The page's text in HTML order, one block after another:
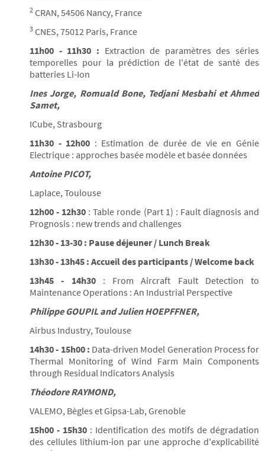
2 CRAN, 54506 Nancy, France
3 CNES, 75012 Paris, France
11h00 - 11h30 : Extraction de paramètres des séries
temporelles pour la prédiction de l'état de santé des
batteries Li-Ion
Ines Jorge, Romuald Bone, Tedjani Mesbahi et Ahmed
Samet,
ICube, Strasbourg
11h30 - 12h00 : Estimation de durée de vie en Génie
Electrique : approches basée modèle et basée données
Antoine PICOT,
Laplace, Toulouse
12h00 - 12h30 : Table ronde (Part 1) : Fault diagnosis and
Prognosis : new trends and challenges
12h30 - 13-30 : Pause déjeuner / Lunch Break
13h30 - 13h45 : Accueil des participants / Welcome back
13h45 - 14h30 : From Aircraft Fault Detection to
Maintenance Operations : An Industrial Perspective
Philippe GOUPIL and Julien HOEPFFNER,
Airbus Industry, Toulouse
14h30 - 15h00 : Data-driven Model Generation Process for
Thermal Monitoring of Wind Farm Main Components
through Residual Indicators Analysis
Théodore RAYMOND,
VALEMO, Bègles et Gipsa-Lab, Grenoble
15h00 - 15h30 : Identification des motifs de dégradation
des cellules lithium-ion par une approche d'explicabilité